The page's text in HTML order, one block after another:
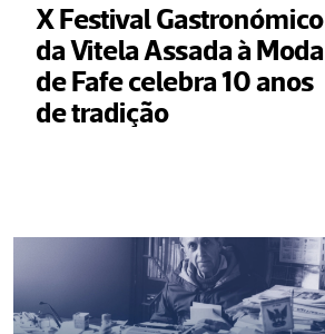
X Festival Gastronómico
da Vitela Assada à Moda
de Fafe celebra 10 anos
de tradição